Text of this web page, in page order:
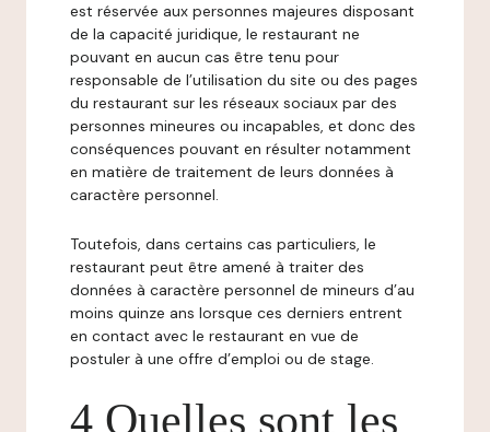
est réservée aux personnes majeures disposant
de la capacité juridique, le restaurant ne
pouvant en aucun cas être tenu pour
responsable de l’utilisation du site ou des pages
du restaurant sur les réseaux sociaux par des
personnes mineures ou incapables, et donc des
conséquences pouvant en résulter notamment
en matière de traitement de leurs données à
caractère personnel.
Toutefois, dans certains cas particuliers, le
restaurant peut être amené à traiter des
données à caractère personnel de mineurs d’au
moins quinze ans lorsque ces derniers entrent
en contact avec le restaurant en vue de
postuler à une offre d’emploi ou de stage.
4 Quelles sont les